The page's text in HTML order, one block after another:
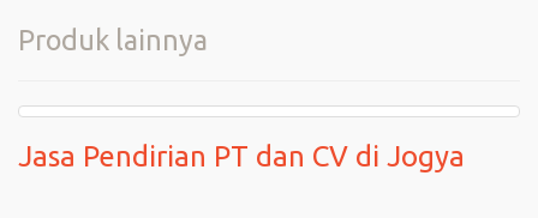
Produk lainnya
Jasa Pendirian PT dan CV di Jogya